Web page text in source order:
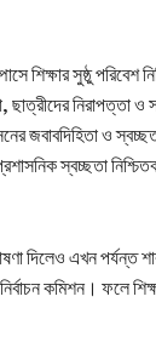
শিক্ষার সুষ্ঠু
নিরাপত্তা ও
জবাবদিহিতা ও
স্বচ্ছতা
দিলেও এখন পর্যন্ত
কমিশন। ফলে